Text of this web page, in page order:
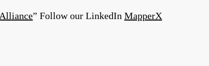
” Follow our LinkedIn MapperX